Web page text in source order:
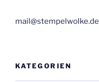
mail@stempelwolke.de
KATEGORIEN